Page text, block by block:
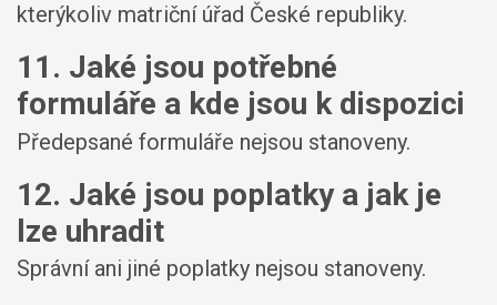
kterýkoliv matriční úřad České republiky.
11. Jaké jsou potřebné
formuláře a kde jsou k dispozici
Předepsané formuláře nejsou stanoveny.
12. Jaké jsou poplatky a jak je
lze uhradit
Správní ani jiné poplatky nejsou stanoveny.